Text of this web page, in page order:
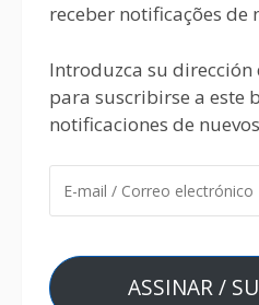
receber notificações de
Introduzca su dirección
para suscribirse a este
notificaciones de
ASSINAR /